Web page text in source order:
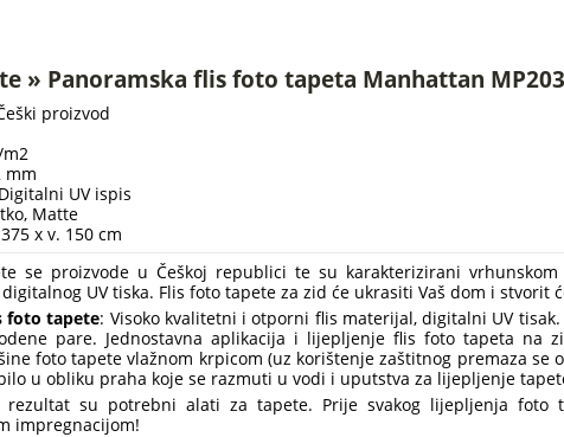
» Panoramska flis foto tapeta Manhattan
proizvod
mm
UV ispis
Matte
x v. 150 cm
se proizvode u Češkoj republici te su karakterizirani
UV tiska. Flis foto tapete za zid će ukrasiti Vaš dom i stvorit
foto tapete: Visoko kvalitetni i otporni flis materijal, digitalni UV
pare. Jednostavna aplikacija i lijepljenje flis foto tapeta na
foto tapete vlažnom krpicom (uz korištenje zaštitnog premaza se
u obliku praha koje se razmuti u vodi i uputstva za lijepljenje
rezultat su potrebni alati za tapete. Prije svakog lijepljenja
impregnacijom!